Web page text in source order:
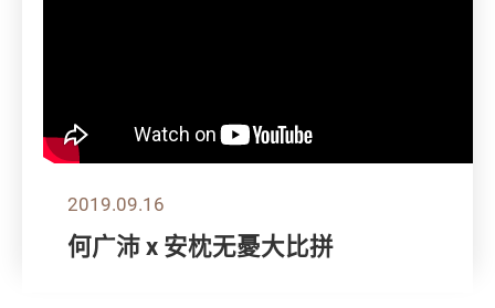
2019.09.16
何广沛 x 安枕无憂大比拼